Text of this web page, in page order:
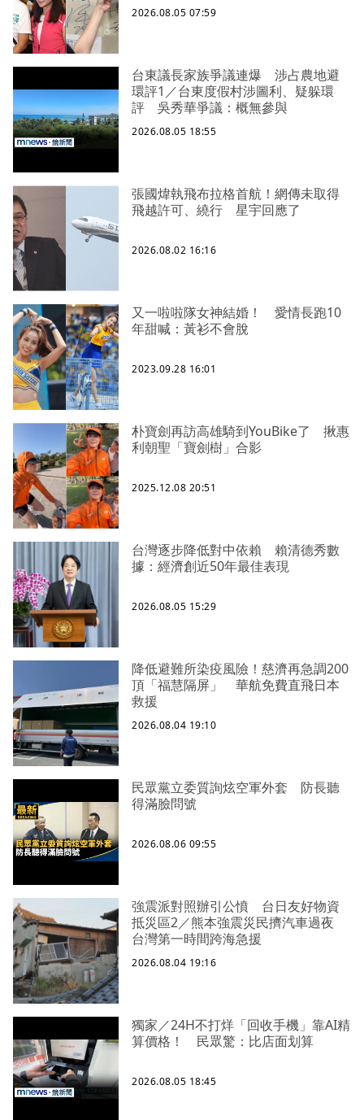
2026.08.05 07:59
台東議長家族爭議連爆 涉占農地避
環評1／台東度假村涉圖利、疑躲環
評 吳秀華爭議：概無參與
2026.08.05 18:55
張國煒執飛布拉格首航！網傳未取得
飛越許可、繞行 星宇回應了
2026.08.02 16:16
又一啦啦隊女神結婚！ 愛情長跑10
年甜喊：黃衫不會脫
2023.09.28 16:01
朴寶劍再訪高雄騎到YouBike了 揪惠
利朝聖「寶劍樹」合影
2025.12.08 20:51
台灣逐步降低對中依賴 賴清德秀數
據：經濟創近50年最佳表現
2026.08.05 15:29
降低避難所染疫風險！慈濟再急調200
頂「福慧隔屏」 華航免費直飛日本
救援
2026.08.04 19:10
民眾黨立委質詢炫空軍外套 防長聽
得滿臉問號
2026.08.06 09:55
強震派對照辦引公憤 台日友好物資
抵災區2／熊本強震災民擠汽車過夜
台灣第一時間跨海急援
2026.08.04 19:16
獨家／24H不打烊「回收手機」靠AI精
算價格！ 民眾驚：比店面划算
2026.08.05 18:45